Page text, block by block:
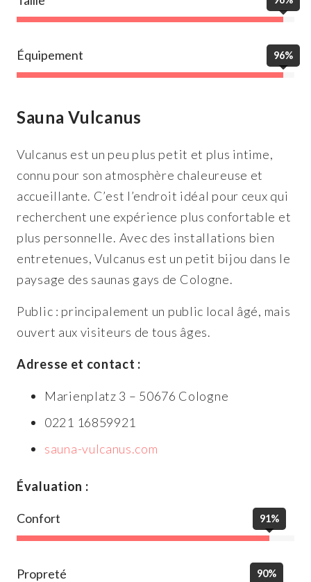
Équipement 96%
Sauna Vulcanus
Vulcanus est un peu plus petit et plus intime,
connu pour son atmosphère chaleureuse et
accueillante. C’est l’endroit idéal pour ceux qui
recherchent une expérience plus confortable et
plus personnelle. Avec des installations bien
entretenues, Vulcanus est un petit bijou dans le
paysage des saunas gays de Cologne.
Public : principalement un public local âgé, mais
ouvert aux visiteurs de tous âges.
Adresse et contact :
Marienplatz 3 – 50676 Cologne
0221 16859921
sauna-vulcanus.com
Évaluation :
Confort 91%
Propreté 90%